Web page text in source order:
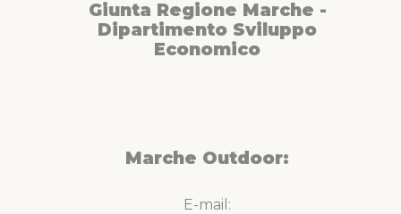
Giunta Regione Marche -
Dipartimento Sviluppo
Economico
Marche Outdoor:
E-mail: